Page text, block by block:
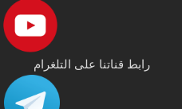
رابط قناتنا على التلغرام